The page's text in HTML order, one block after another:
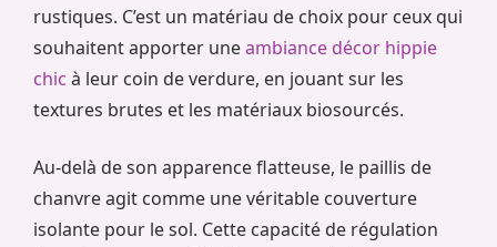
rustiques. C’est un matériau de choix pour ceux qui
souhaitent apporter uneambiance décor hippie
chic à leur coin de verdure, en jouant sur les
textures brutes et les matériaux biosourcés.
Au-delà de son apparence flatteuse, le paillis de
chanvre agit comme une véritable couverture
isolante pour le sol. Cette capacité de régulation